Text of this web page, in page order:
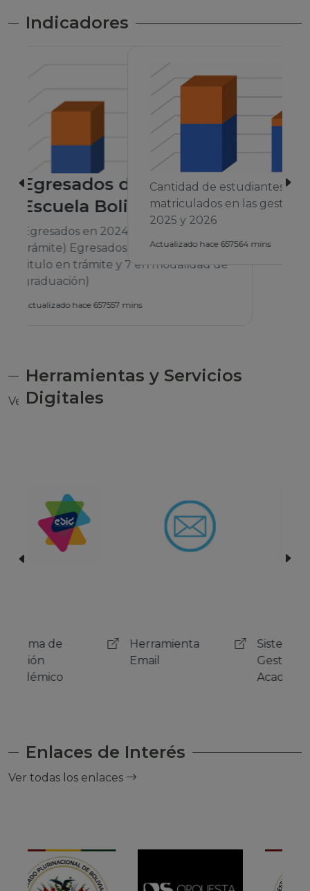
Indicadores
Cantidad de estudiantes
matriculados en las gestiones 2024,
Actualizado hace 657564 mins
Herramientas y Servicios
Digitales
Ver todas las herramientas
Herramienta
Email
Sistema de
Enlaces de Interés
Ver todas los enlaces